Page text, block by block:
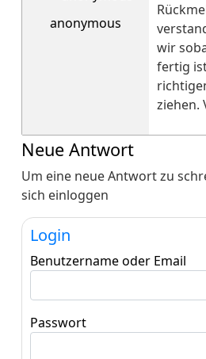
anonymous
wir
fertig
ziehen.
Neue Antwort
Um eine neue Antwort zu
sich einloggen
Login
Benutzername oder Email
Passwort